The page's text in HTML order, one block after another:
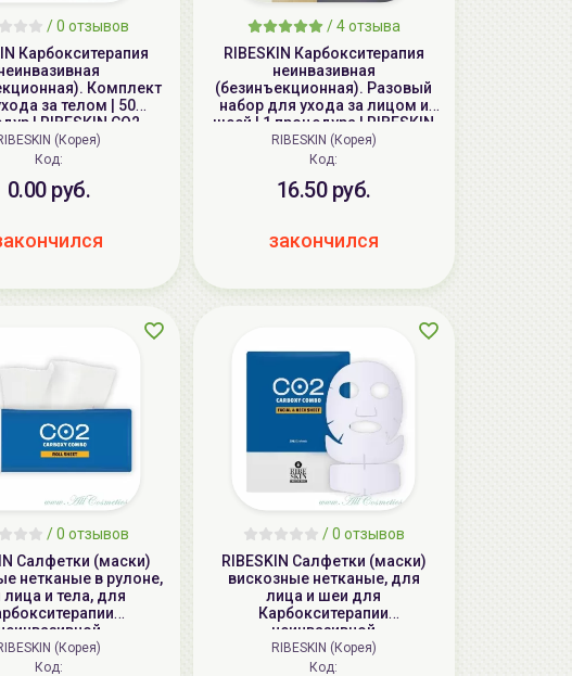
/ 0 отзывов
Карбокситерапия
Комплект
за телом | 50
| RIBESKIN CO2
COMBO (Set A)
(Корея)
Код:
0.00 руб.
/4отзыва
RIBESKIN Карбокситерапия
неинвазивная
(безинъекционная). Разовый
набор для ухода за лицом и
шеей | 1 процедура | RIBESKIN
CO2 CARBOXY COMBO
RIBESKIN (Корея)
Код:
16.50 руб.
закончился
/ 0 отзывов
Салфетки (маски)
нетканые в рулоне,
лица и тела, для
(на 50
| 1*(25cm*1500cm) |
(Корея)
Код:
/ 0 отзывов
RIBESKIN Салфетки (маски)
вискозные нетканые, для
лица и шеи для
Карбокситерапии
неинвазивной
(безинъекционная) | 25шт |
RIBESKIN CO2 CARBOXY COMBO
RIBESKIN (Корея)
Код: